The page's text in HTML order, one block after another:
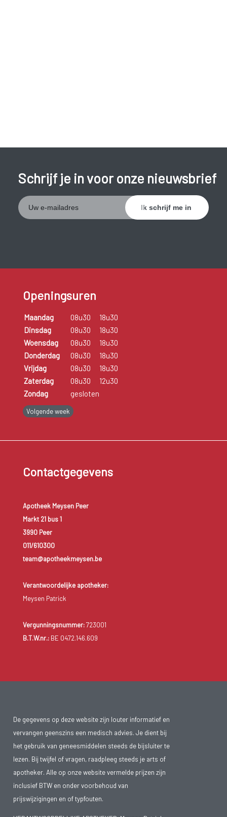
Schrijf je in voor onze nieuwsbrief
Openingsuren
Maandag 08u30
18u30
Dinsdag
08u30
18u30
Woensdag
08u30
18u30
Donderdag
08u30
18u30
Vrijdag
08u30
18u30
Zaterdag
08u30
12u30
Zondag
gesloten
Volgende week
Contactgegevens
Apotheek Meysen Peer
Markt 21 bus 1
3990 Peer
011/610300
team@apotheekmeysen.be
Verantwoordelijke apotheker:
Meysen Patrick
Vergunningsnummer:723001
B.T.W.nr.:BE 0472.146.609
De gegevens op deze website zijn louter informatief en
vervangen geenszins een medisch advies. Je dient bij
het gebruik van geneesmiddelen steeds de bijsluiter te
lezen. Bij twijfel of vragen, raadpleeg steeds je arts of
apotheker. Alle op onze website vermelde prijzen zijn
inclusief BTW en onder voorbehoud van
prijswijzigingen en of typfouten.